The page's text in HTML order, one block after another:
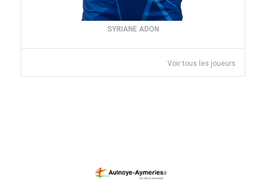
SYRIANE ADON
Voir tous les joueurs